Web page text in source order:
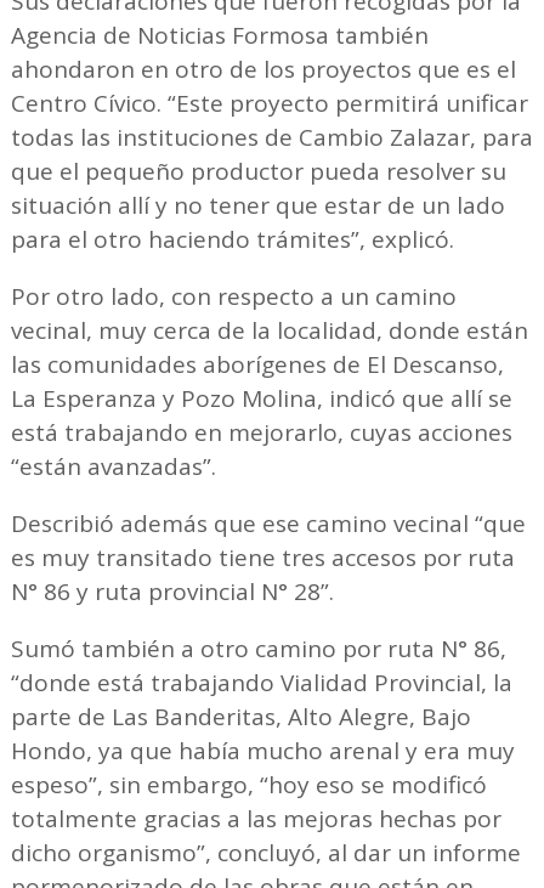
Agencia de Noticias Formosa también
ahondaron en otro de los proyectos que es el
Centro Cívico. “Este proyecto permitirá unificar
todas las instituciones de Cambio Zalazar, para
que el pequeño productor pueda resolver su
situación allí y no tener que estar de un lado
para el otro haciendo trámites”, explicó.
Por otro lado, con respecto a un camino
vecinal, muy cerca de la localidad, donde están
las comunidades aborígenes de El Descanso,
La Esperanza y Pozo Molina, indicó que allí se
está trabajando en mejorarlo, cuyas acciones
“están avanzadas”.
Describió además que ese camino vecinal “que
es muy transitado tiene tres accesos por ruta
N° 86 y ruta provincial N° 28”.
Sumó también a otro camino por ruta N° 86,
“donde está trabajando Vialidad Provincial, la
parte de Las Banderitas, Alto Alegre, Bajo
Hondo, ya que había mucho arenal y era muy
espeso”, sin embargo, “hoy eso se modificó
totalmente gracias a las mejoras hechas por
dicho organismo”, concluyó, al dar un informe